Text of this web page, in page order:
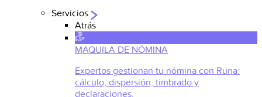
Servicios
Atrás
MAQUILA DE NÓMINA
Expertos gestionan tu nómina con Runa:
cálculo, dispersión, timbrado y
declaraciones.